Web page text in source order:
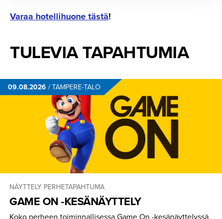
Varaa hotellihuone tästä!
TULEVIA TAPAHTUMIA
09.08.2026 /TAMPERE-TALO
NÄYTTELY PERHETAPAHTUMA
GAME ON -KESÄNÄYTTELY
Koko perheen toiminnallisessa Game On -kesänäyttelyssä